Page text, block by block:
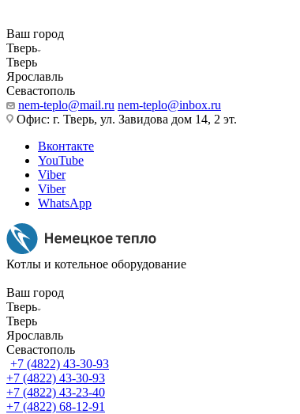
Ваш город
Тверь
Тверь
Ярославль
Севастополь
nem-teplo@mail.ru nem-teplo@inbox.ru
Офис: г. Тверь, ул. Завидова дом 14, 2 эт.
Вконтакте
YouTube
Viber
Viber
WhatsApp
Котлы и котельное оборудование
Ваш город
Тверь
Тверь
Ярославль
Севастополь
+7 (4822) 43-30-93
+7 (4822) 43-30-93
+7 (4822) 43-23-40
+7 (4822) 68-12-91